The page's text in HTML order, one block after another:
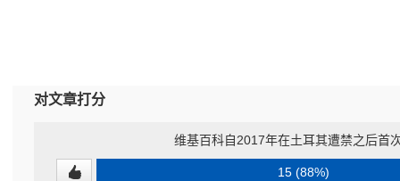
对文章打分
维基百科自2017年在土耳其遭禁之后首
15 (88%)